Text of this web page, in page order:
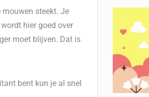
steekt. Je
hier goed over
moet blijven. Dat is
bent kun je al snel